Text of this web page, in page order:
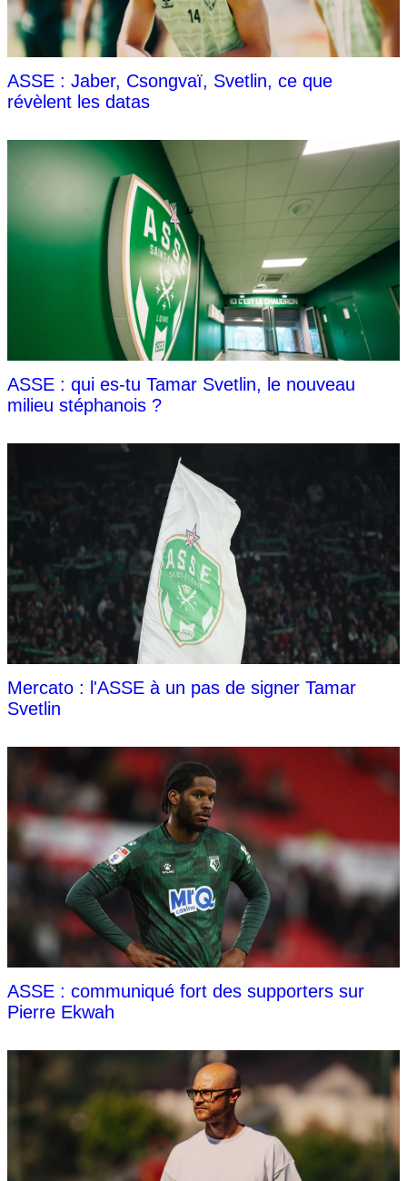
ASSE : Jaber, Csongvaï, Svetlin, ce que
révèlent les datas
ASSE : qui es-tu Tamar Svetlin, le nouveau
milieu stéphanois ?
Mercato : l'ASSE à un pas de signer Tamar
Svetlin
ASSE : communiqué fort des supporters sur
Pierre Ekwah